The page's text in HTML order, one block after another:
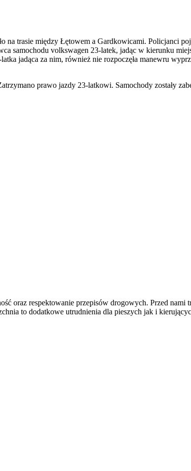
na trasie między Łętowem a Gardkowicami. Policjanci
samochodu volkswagen 23-latek, jadąc w kierunku
jadąca za nim, również nie rozpoczęła manewru
prawo jazdy 23-latkowi. Samochody zostały
oraz respektowanie przepisów drogowych. Przed nami
to dodatkowe utrudnienia dla pieszych jak i